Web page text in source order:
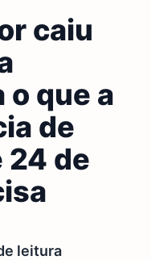
caiu
o que a
de
24 de
leitura